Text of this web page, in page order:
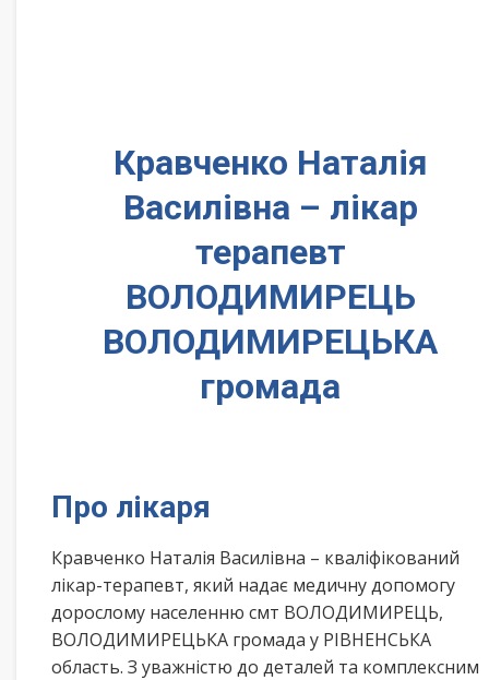
Кравченко Наталія
Василівна – лікар
терапевт
ВОЛОДИМИРЕЦЬ
ВОЛОДИМИРЕЦЬКА
громада
Про лікаря
Кравченко Наталія Василівна – кваліфікований
лікар-терапевт, який надає медичну допомогу
дорослому населенню смт ВОЛОДИМИРЕЦЬ,
ВОЛОДИМИРЕЦЬКА громада у РІВНЕНСЬКА
область. З уважністю до деталей та комплексним